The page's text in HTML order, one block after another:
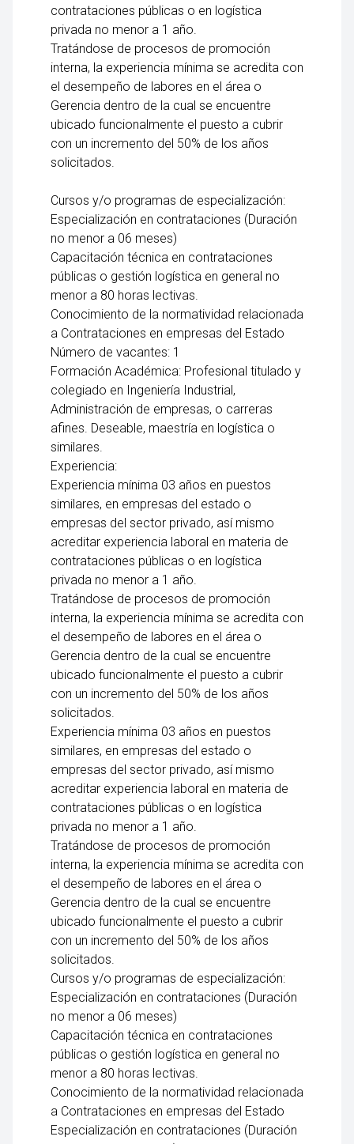
contrataciones públicas o en logística
privada no menor a 1 año.
Tratándose de procesos de promoción
interna, la experiencia mínima se acredita con
el desempeño de labores en el área o
Gerencia dentro de la cual se encuentre
ubicado funcionalmente el puesto a cubrir
con un incremento del 50% de los años
solicitados.
Cursos y/o programas de especialización:
Especialización en contrataciones (Duración
no menor a 06 meses)
Capacitación técnica en contrataciones
públicas o gestión logística en general no
menor a 80 horas lectivas.
Conocimiento de la normatividad relacionada
a Contrataciones en empresas del Estado
Número de vacantes: 1
Formación Académica: Profesional titulado y
colegiado en Ingeniería Industrial,
Administración de empresas, o carreras
afines. Deseable, maestría en logística o
similares.
Experiencia:
Experiencia mínima 03 años en puestos
similares, en empresas del estado o
empresas del sector privado, así mismo
acreditar experiencia laboral en materia de
contrataciones públicas o en logística
privada no menor a 1 año.
Tratándose de procesos de promoción
interna, la experiencia mínima se acredita con
el desempeño de labores en el área o
Gerencia dentro de la cual se encuentre
ubicado funcionalmente el puesto a cubrir
con un incremento del 50% de los años
solicitados.
Experiencia mínima 03 años en puestos
similares, en empresas del estado o
empresas del sector privado, así mismo
acreditar experiencia laboral en materia de
contrataciones públicas o en logística
privada no menor a 1 año.
Tratándose de procesos de promoción
interna, la experiencia mínima se acredita con
el desempeño de labores en el área o
Gerencia dentro de la cual se encuentre
ubicado funcionalmente el puesto a cubrir
con un incremento del 50% de los años
solicitados.
Cursos y/o programas de especialización:
Especialización en contrataciones (Duración
no menor a 06 meses)
Capacitación técnica en contrataciones
públicas o gestión logística en general no
menor a 80 horas lectivas.
Conocimiento de la normatividad relacionada
a Contrataciones en empresas del Estado
Especialización en contrataciones (Duración